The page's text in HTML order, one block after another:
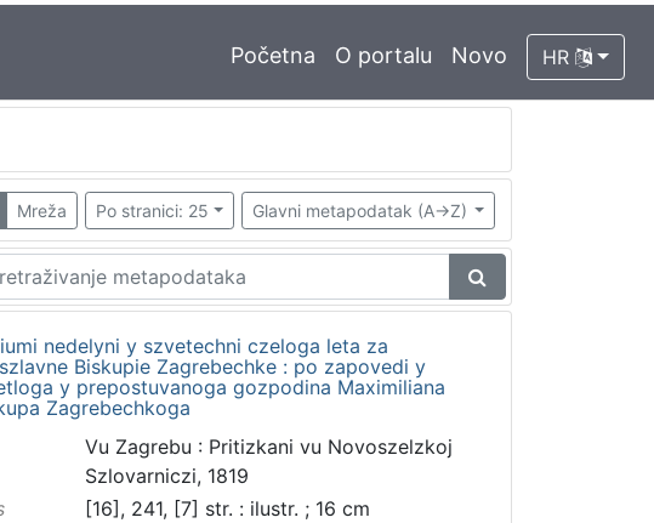
Početna O portalu Novo HR
Mreža Po stranici: 25 Glavni metapodatak (A->Z)
nedelyni y szvetechni czeloga leta za
Biskupie Zagrebechke : po zapovedi y
y prepostuvanoga gozpodina Maximiliana
Zagrebechkoga
Vu Zagrebu : Pritizkani vu Novoszelzkoj
Szlovarniczi, 1819
[16], 241, [7] str. : ilustr. ; 16 cm